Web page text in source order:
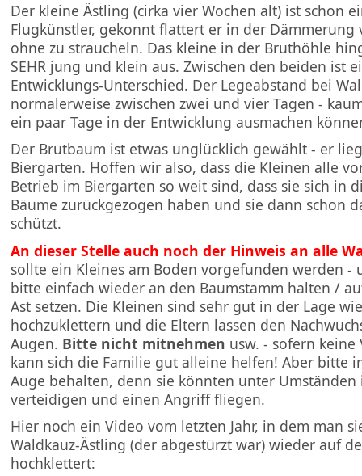
Der kleine Ästling (cirka vier Wochen alt) ist schon
Flugkünstler, gekonnt flattert er in der Dämmerung
ohne zu straucheln. Das kleine in der Bruthöhle
SEHR jung und klein aus. Zwischen den beiden ist
Entwicklungs-Unterschied. Der Legeabstand bei
normalerweise zwischen zwei und vier Tagen -
ein paar Tage in der Entwicklung ausmachen
Der Brutbaum ist etwas unglücklich gewählt - er
Biergarten. Hoffen wir also, dass die Kleinen alle
Betrieb im Biergarten so weit sind, dass sie sich in
Bäume zurückgezogen haben und sie dann schon
schützt.
An dieser Stelle auch noch der Hinweis an alle
sollte ein Kleines am Boden vorgefunden werden -
bitte einfach wieder an den Baumstamm halten /
Ast setzen. Die Kleinen sind sehr gut in der Lage
hochzuklettern und die Eltern lassen den
Augen. Bitte nicht mitnehmen usw. - sofern
kann sich die Familie gut alleine helfen! Aber bitte
Auge behalten, denn sie könnten unter Umständen
verteidigen und einen Angriff fliegen.
Hier noch ein Video vom letzten Jahr, in dem man
Waldkauz-Ästling (der abgestürzt war) wieder auf
hochklettert: